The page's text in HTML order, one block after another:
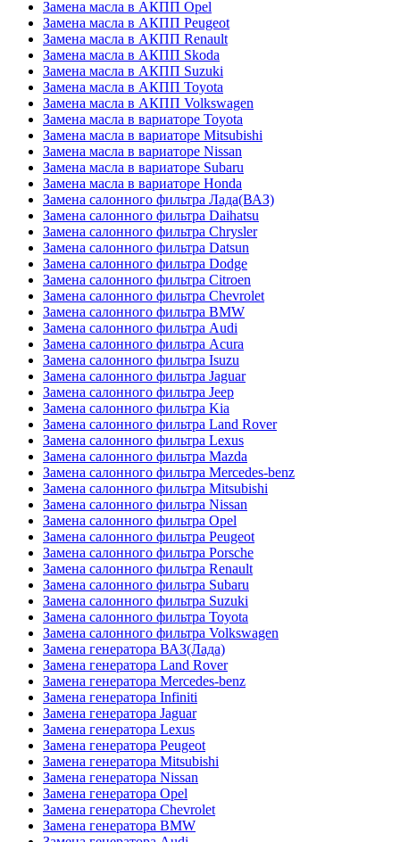
Замена масла в АКПП Opel
Замена масла в АКПП Peugeot
Замена масла в АКПП Renault
Замена масла в АКПП Skoda
Замена масла в АКПП Suzuki
Замена масла в АКПП Toyota
Замена масла в АКПП Volkswagen
Замена масла в вариаторе Toyota
Замена масла в вариаторе Mitsubishi
Замена масла в вариаторе Nissan
Замена масла в вариаторе Subaru
Замена масла в вариаторе Honda
Замена салонного фильтра Лада(ВАЗ)
Замена салонного фильтра Daihatsu
Замена салонного фильтра Chrysler
Замена салонного фильтра Datsun
Замена салонного фильтра Dodge
Замена салонного фильтра Citroen
Замена салонного фильтра Chevrolet
Замена салонного фильтра BMW
Замена салонного фильтра Audi
Замена салонного фильтра Acura
Замена салонного фильтра Isuzu
Замена салонного фильтра Jaguar
Замена салонного фильтра Jeep
Замена салонного фильтра Kia
Замена салонного фильтра Land Rover
Замена салонного фильтра Lexus
Замена салонного фильтра Mazda
Замена салонного фильтра Mercedes-benz
Замена салонного фильтра Mitsubishi
Замена салонного фильтра Nissan
Замена салонного фильтра Opel
Замена салонного фильтра Peugeot
Замена салонного фильтра Porsche
Замена салонного фильтра Renault
Замена салонного фильтра Subaru
Замена салонного фильтра Suzuki
Замена салонного фильтра Toyota
Замена салонного фильтра Volkswagen
Замена генератора ВАЗ(Лада)
Замена генератора Land Rover
Замена генератора Mercedes-benz
Замена генератора Infiniti
Замена генератора Jaguar
Замена генератора Lexus
Замена генератора Peugeot
Замена генератора Mitsubishi
Замена генератора Nissan
Замена генератора Opel
Замена генератора Chevrolet
Замена генератора BMW